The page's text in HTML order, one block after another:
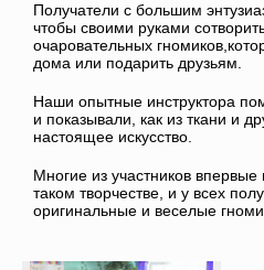
Получатели с большим
чтобы своими руками
очаровательных
дома или подарить друзьям.
Наши опытные инструктора
и показывали, как из ткани и
настоящее искусство.
Многие из участников
таком творчестве, и у всех
оригинальные и веселые